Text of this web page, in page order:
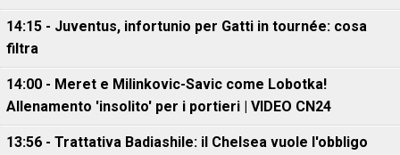
14:15 - Juventus, infortunio per Gatti in tournée: cosa
filtra
14:00 - Meret e Milinkovic-Savic come Lobotka!
Allenamento 'insolito' per i portieri | VIDEO CN24
13:56 - Trattativa Badiashile: il Chelsea vuole l'obbligo